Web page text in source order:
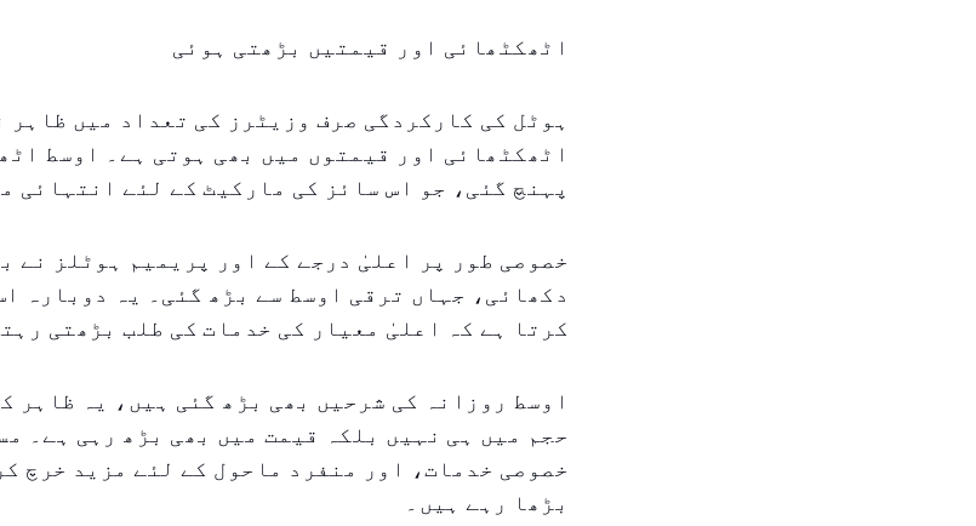
اٹھکٹھائی اور قیمتیں بڑھتی ہوئی
ہوٹل کی کارکردگی صرف وزیٹرز کی تعداد میں ظاہر
پہنچ گئی، جو اس سائز کی مارکیٹ کے لئے انتہائی
خصوصی طور پر اعلیٰ درجے کے اور پریمیم ہوٹلز نے
دکھائی، جہاں ترقی اوسط سے بڑھ گئی۔ یہ دوبارہ
کرتا ہے کہ اعلیٰ معیار کی خدمات کی طلب بڑھتی
اوسط روزانہ کی شرحیں بھی بڑھ گئی ہیں، یہ ظاہر
حجم میں ہی نہیں بلکہ قیمت میں بھی بڑھ رہی ہے۔
خصوصی خدمات، اور منفرد ماحول کے لئے مزید خرچ
بڑھا رہے ہیں۔